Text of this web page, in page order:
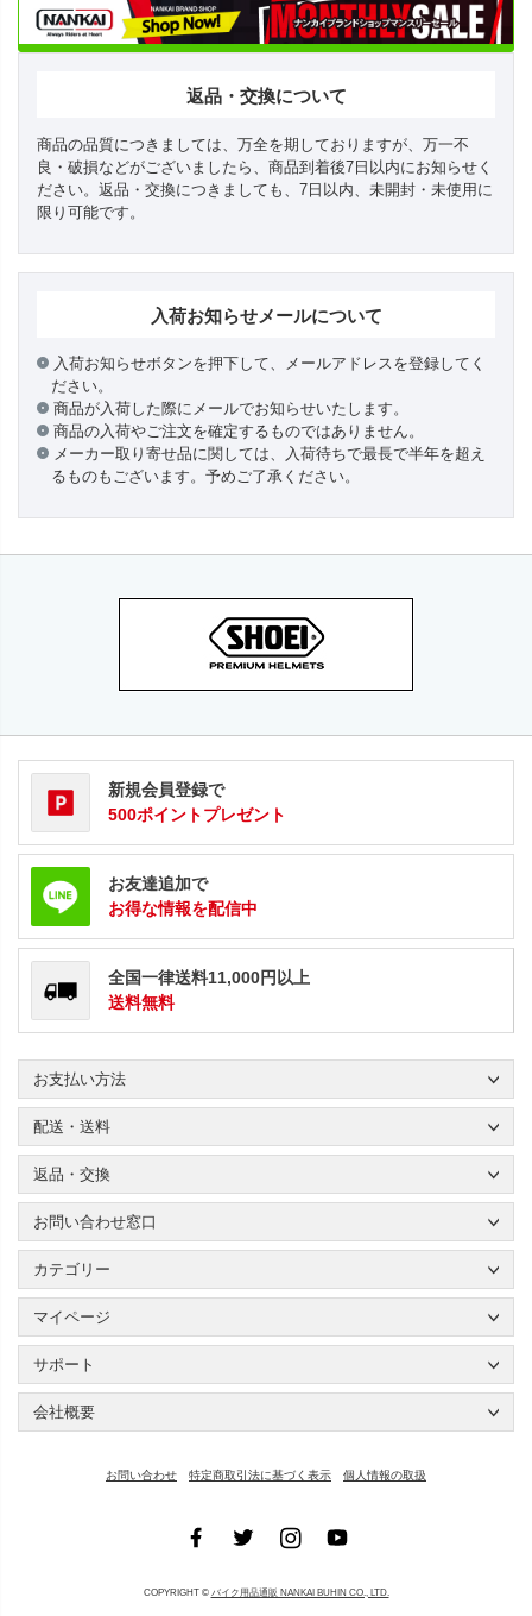
返品・交換について
商品の品質につきましては、万全を期しておりますが、万一不
良・破損などがございましたら、商品到着後7日以内にお知らせく
ださい。返品・交換につきましても、7日以内、未開封・未使用に
限り可能です。
入荷お知らせメールについて
入荷お知らせボタンを押下して、メールアドレスを登録してく
ださい。
商品が入荷した際にメールでお知らせいたします。
商品の入荷やご注文を確定するものではありません。
メーカー取り寄せ品に関しては、入荷待ちで最長で半年を超え
るものもございます。予めご了承ください。
新規会員登録で
500ポイントプレゼント
お友達追加で
お得な情報を配信中
全国一律送料11,000円以上
送料無料
お支払い方法
配送・送料
返品・交換
お問い合わせ窓口
カテゴリー
マイページ
サポート
会社概要
お問い合わせ 特定商取引法に基づく表示 個人情報の取扱
COPYRIGHT © バイク用品通販 NANKAI BUHIN CO., LTD.